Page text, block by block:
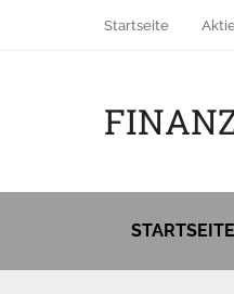
Startseite
STARTSEITE